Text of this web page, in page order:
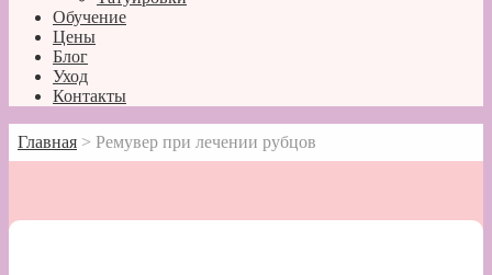
Обучение
Цены
Блог
Уход
Контакты
Главная > Ремувер при лечении рубцов